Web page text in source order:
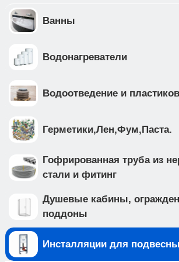
фильтр грубой очистки
завода • ножки рамы
высокопрочной стали с
долговечность Приобретая
обеспечиваете спокойствие и
Создайте идеальную ванную
комплектом сантехники, который
подвесной унитаз TOLEDO ALTO
IB.TLA.231.1B1) и клавишу смыва
IB.B082.007.000 ). Подвесной
безободковой системой смыва
белого фарфора, и имеет такие
как: • отсутствие ободка не
и не дает места для скопления
Ванны
Водонагреватели
Водоотведение и
Герметики,Лен,Фум,Паста.
Гофрированная труба из
стали и фитинг
Душевые кабины,
поддоны
Инсталляции для